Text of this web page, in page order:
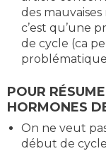
des
c’est qu’une
de cycle (ca
POUR
HORMONES
On ne veut
début de